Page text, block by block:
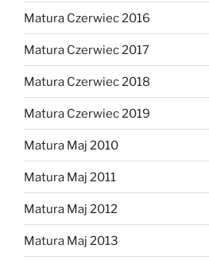
Matura Czerwiec 2016
Matura Czerwiec 2017
Matura Czerwiec 2018
Matura Czerwiec 2019
Matura Maj 2010
Matura Maj 2011
Matura Maj 2012
Matura Maj 2013